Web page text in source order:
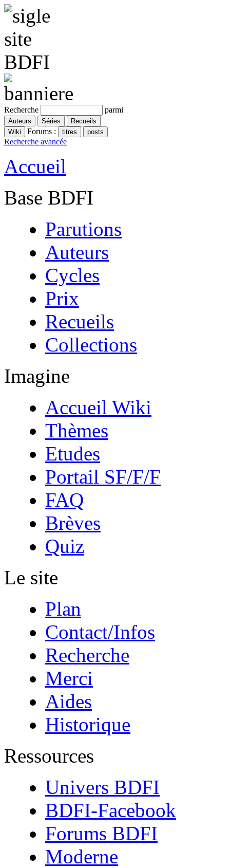
Recherche parmi
Forums :
Recherche avancée
Accueil
Base BDFI
Parutions
Auteurs
Cycles
Prix
Recueils
Collections
Imagine
Accueil Wiki
Thèmes
Etudes
Portail SF/F/F
FAQ
Brèves
Quiz
Le site
Plan
Contact/Infos
Recherche
Merci
Aides
Historique
Ressources
Univers BDFI
BDFI-Facebook
Forums BDFI
Moderne